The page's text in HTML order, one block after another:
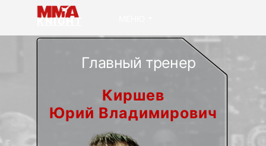
KNIGHT
Главный тренер
Киршев
Юрий Владимирович